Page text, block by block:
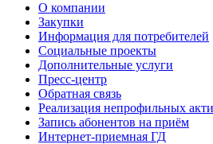
О компании
Закупки
Информация для потребителей
Социальные проекты
Дополнительные услуги
Пресс-центр
Обратная связь
Реализация непрофильных
Запись абонентов на приём
Интернет-приемная ГД